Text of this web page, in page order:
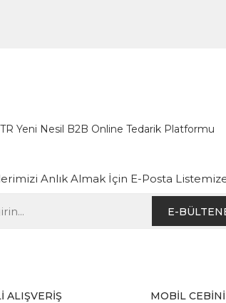
Yeni Nesil B2B Online Tedarik Platformu
Anlık Almak İçin E-Posta
E-
ALIŞVERİŞ MOBİL